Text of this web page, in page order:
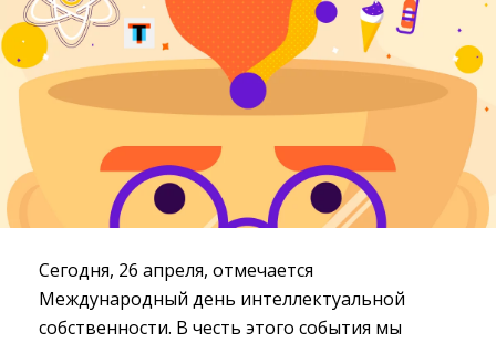
Сегодня, 26 апреля, отмечается
Международный день интеллектуальной
собственности. В честь этого события мы